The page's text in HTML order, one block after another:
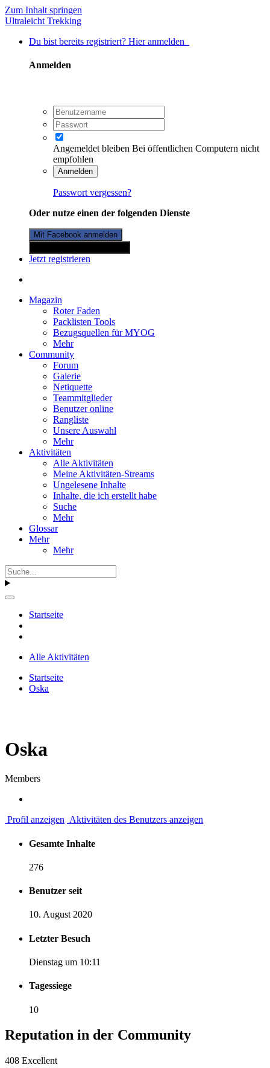
Zum Inhalt springen
Ultraleicht Trekking
Du bist bereits registriert? Hier anmelden
Anmelden
Angemeldet bleiben Bei öffentlichen Computern nicht
empfohlen
Anmelden
Passwort vergessen?
Oder nutze einen der folgenden Dienste
Mit Facebook anmelden
Jetzt registrieren
Magazin
Roter Faden
Packlisten Tools
Bezugsquellen für MYOG
Mehr
Community
Forum
Galerie
Netiquette
Teammitglieder
Benutzer online
Rangliste
Unsere Auswahl
Mehr
Aktivitäten
Alle Aktivitäten
Meine Aktivitäten-Streams
Ungelesene Inhalte
Inhalte, die ich erstellt habe
Suche
Mehr
Glossar
Mehr
Mehr
Startseite
Alle Aktivitäten
Startseite
Oska
Oska
Members
Profil anzeigen Aktivitäten des Benutzers anzeigen
Gesamte Inhalte
276
Benutzer seit
10. August 2020
Letzter Besuch
Dienstag um 10:11
Tagessiege
10
Reputation in der Community
408 Excellent